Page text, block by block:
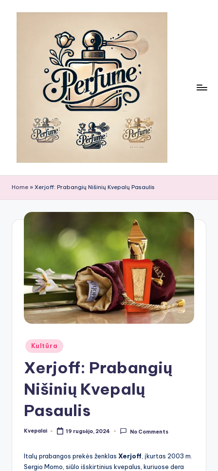
Home » Xerjoff: Prabangių Nišinių Kvepalų Pasaulis
Posted
in
Kultūra
Xerjoff: Prabangių
Nišinių Kvepalų
Pasaulis
Posted
Kvepalai 19 rugsėjo, 2024 No Comments
Italų prabangos prekės ženklas Xerjoff , įkurtas 2003 m.
Sergio Momo, siūlo išskirtinius kvepalus, kuriuose dera